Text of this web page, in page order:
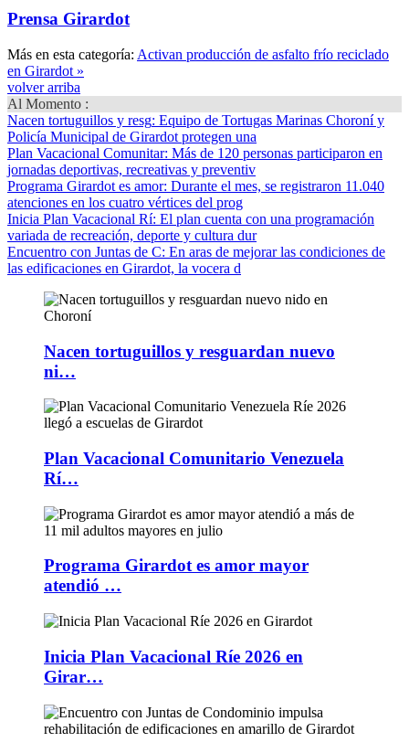
Prensa Girardot
Más en esta categoría: Activan producción de asfalto frío reciclado
en Girardot »
volver arriba
Al Momento :
Nacen tortuguillos y resg: Equipo de Tortugas Marinas Choroní y
Policía Municipal de Girardot protegen una
Plan Vacacional Comunitar: Más de 120 personas participaron en
jornadas deportivas, recreativas y preventiv
Programa Girardot es amor: Durante el mes, se registraron 11.040
atenciones en los cuatro vértices del prog
Inicia Plan Vacacional Rí: El plan cuenta con una programación
variada de recreación, deporte y cultura dur
Encuentro con Juntas de C: En aras de mejorar las condiciones de
las edificaciones en Girardot, la vocera d
Nacen tortuguillos y resguardan nuevo
ni…
Plan Vacacional Comunitario Venezuela
Rí…
Programa Girardot es amor mayor
atendió …
Inicia Plan Vacacional Ríe 2026 en
Girar…